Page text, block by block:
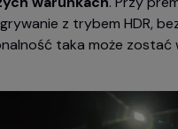
z trybem HDR,
taka może zostać